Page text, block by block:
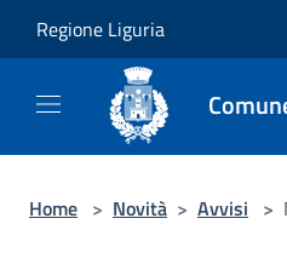
Regione Liguria
Home > Novità > Avvisi >